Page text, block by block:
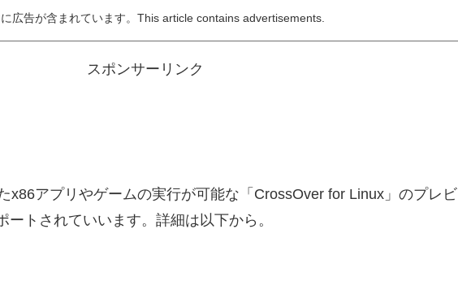
広告が含まれています。This article contains advertisements.
スポンサーリンク
アプリやゲームの実行が可能な「CrossOver for Linux」のプレビ
ートされていいます。詳細は以下から。